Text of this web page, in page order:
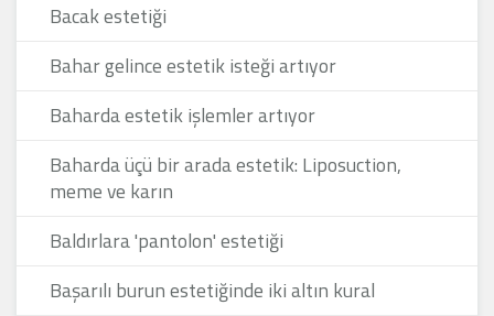
Bacak estetiği
Bahar gelince estetik isteği artıyor
Baharda estetik işlemler artıyor
Baharda üçü bir arada estetik: Liposuction,
meme ve karın
Baldırlara 'pantolon' estetiği
Başarılı burun estetiğinde iki altın kural